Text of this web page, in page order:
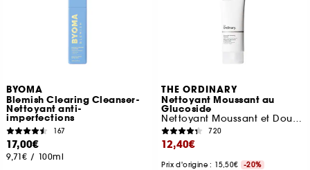
BYOMA
Blemish Clearing Cleanser-
Nettoyant anti-
imperfections
167
17,00€
9,71€ / 100ml
THE ORDINARY
Nettoyant Moussant au
Glucoside
Nettoyant Moussant et Doux pour le Visage
720
12,40€
Prix d'origine : 15,50€ -20%